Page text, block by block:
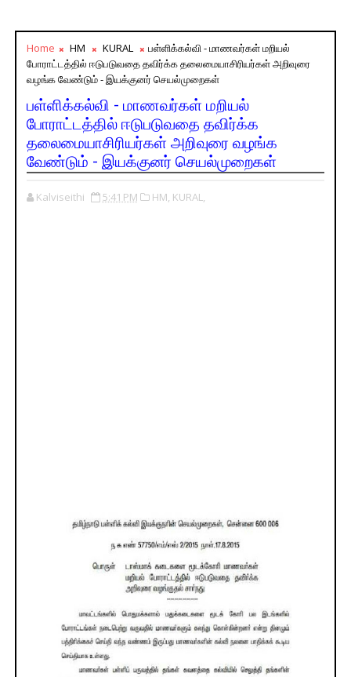
Home HM KURAL
பள்ளிக்கல்வி - மாணவர்கள் மறியல்
போராட்டத்தில் ஈடுபடுவதை தவிர்க்க தலைமையாசிரியர்கள் அறிவுரை
வழங்க வேண்டும் - இயக்குனர் செயல்முறைகள்
பள்ளிக்கல்வி - மாணவர்கள் மறியல்
போராட்டத்தில் ஈடுபடுவதை தவிர்க்க
தலைமையாசிரியர்கள் அறிவுரை வழங்க
வேண்டும் - இயக்குனர் செயல்முறைகள்
Kalviseithi 5:41 PM HM, KURAL,